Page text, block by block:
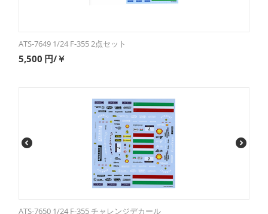
ATS-7649 1/24 F-355 2点セット
5,500 円/￥
ATS-7650 1/24 F-355 チャレンジデカール